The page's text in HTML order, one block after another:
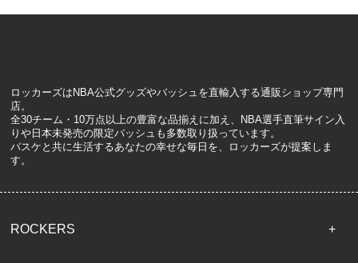
ロッカーズはNBA公式グッズやバッシュを直輸入する通販ショップ専門
店。
全30チーム・10万点以上の豊富な品揃えに加え、NBA選手直筆サイン入
りや日本未発売の限定バッシュも多数取り扱っています。
バスケと共に生活するあなたの幸せな毎日を、ロッカーズが提案しま
す。
ROCKERS